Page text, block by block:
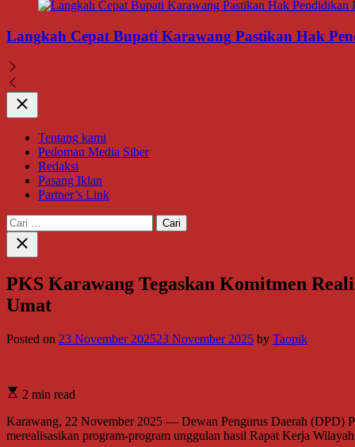
Langkah Cepat Bupati Karawang Pastikan Hak
Close
Tentang kami
Pedoman Media Siber
Redaksi
Pasang Iklan
Partner’s Link
Cari
untuk:
Close
search
PKS Karawang Tegaskan Komitmen
Umat
Posted on 23 November 202523 November 2025 by Taopik
2 min read
Karawang, 22 November 2025 — Dewan Pengurus Daerah (DPD)
merealisasikan program-program unggulan hasil Rapat Kerja